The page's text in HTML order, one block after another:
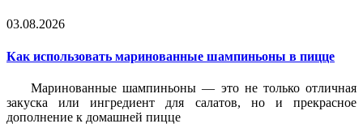
03.08.2026
Как использовать маринованные шампиньоны в пицце
Маринованные шампиньоны — это не только отличная
закуска или ингредиент для салатов, но и прекрасное
дополнение к домашней пицце